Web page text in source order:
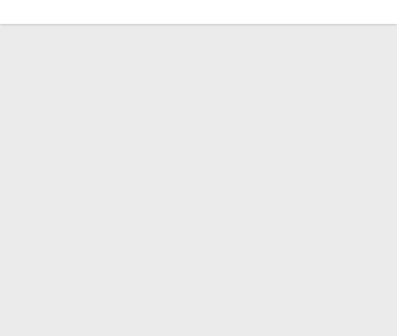
историско
вреден